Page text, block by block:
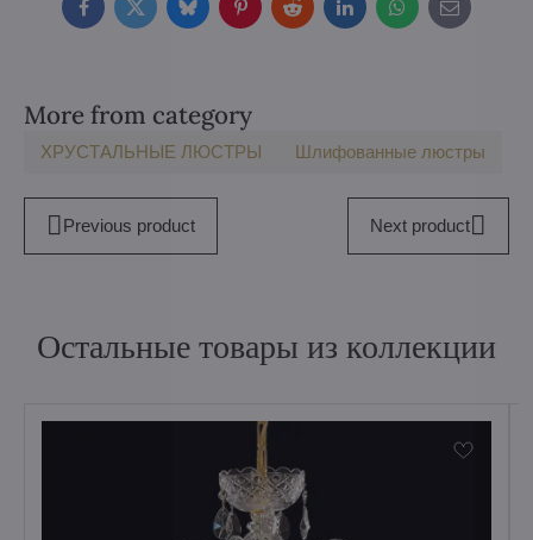
FacebookTwitterBlueskyPinterestRedditLinkedInWhatsApp
E-
mail
More from category
ХРУСТАЛЬНЫЕ ЛЮСТРЫ Шлифованные люстры
Previous product Next product
Остальные товары из коллекции